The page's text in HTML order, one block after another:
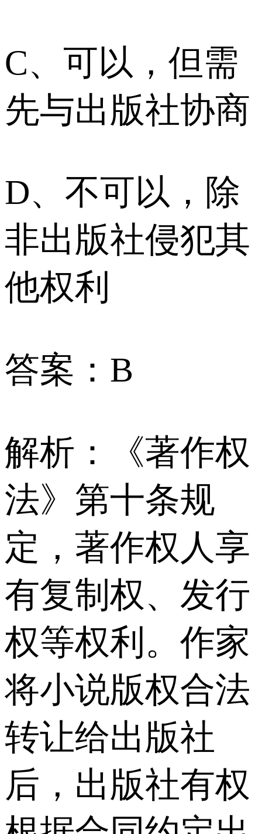
C、可以，但需
先与出版社协商
D、不可以，除
非出版社侵犯其
他权利
答案：B
解析：《著作权
法》第十条规
定，著作权人享
有复制权、发行
权等权利。作家
将小说版权合法
转让给出版社
后，出版社有权